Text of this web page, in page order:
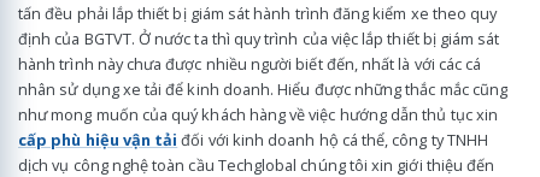
tấn đều phải lắp thiết bị giám sát hành trình đăng kiểm xe theo quy
định của BGTVT. Ở nước ta thì quy trình của việc lắp thiết bị giám sát
hành trình này chưa được nhiều người biết đến, nhất là với các cá
nhân sử dụng xe tải để kinh doanh. Hiểu được những thắc mắc cũng
như mong muốn của quý khách hàng về việc hướng dẫn thủ tục xin
cấp phù hiệu vận tải đối với kinh doanh hộ cá thể, công ty TNHH
dịch vụ công nghệ toàn cầu Techglobal chúng tôi xin giới thiệu đến